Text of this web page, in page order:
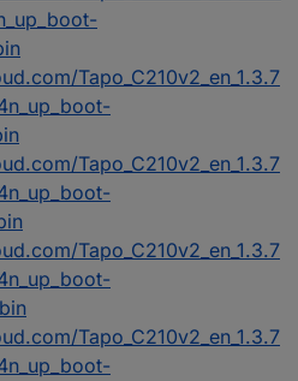
Tapo_C210v2_en_1.3.7
Tapo_C210v2_en_1.3.7
Tapo_C210v2_en_1.3.7
Tapo_C210v2_en_1.3.7